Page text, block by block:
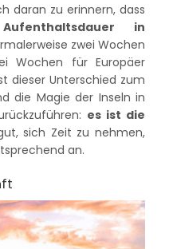
daran zu erinnern, dass
in
zwei Wochen
Wochen für Europäer
dieser Unterschied zum
die Magie der Inseln in
es ist die
sich Zeit zu nehmen,
an.